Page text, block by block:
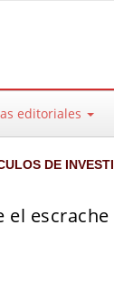
editoriales
DE
escrache